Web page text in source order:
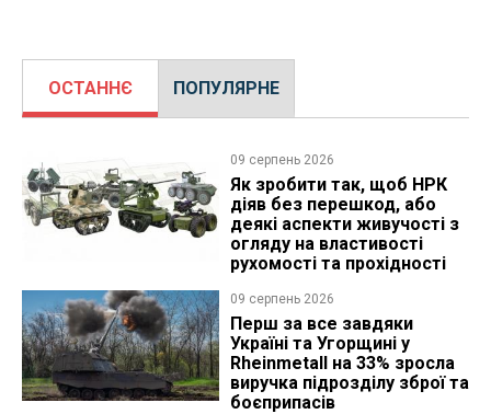
ОСТАННЄ ПОПУЛЯРНЕ
09 серпень 2026
Як зробити так, щоб НРК
діяв без перешкод, або
деякі аспекти живучості з
огляду на властивості
рухомості та прохідності
09 серпень 2026
Перш за все завдяки
Україні та Угорщині у
Rheinmetall на 33% зросла
виручка підрозділу зброї та
боєприпасів